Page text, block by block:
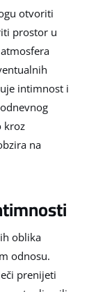
otvoriti
prostor u
intimnost i
kroz
na
oblika
odnosu.
prenijeti